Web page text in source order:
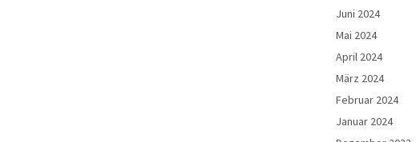
Juni 2024
Mai 2024
April 2024
März 2024
Februar 2024
Januar 2024